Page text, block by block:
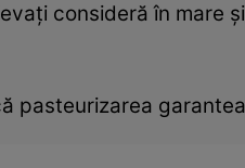
consideră în mare